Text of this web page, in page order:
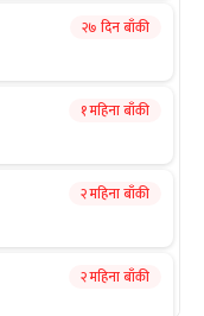
२७ दिन बाँकी
१ महिना बाँकी
२ महिना बाँकी
२ महिना बाँकी